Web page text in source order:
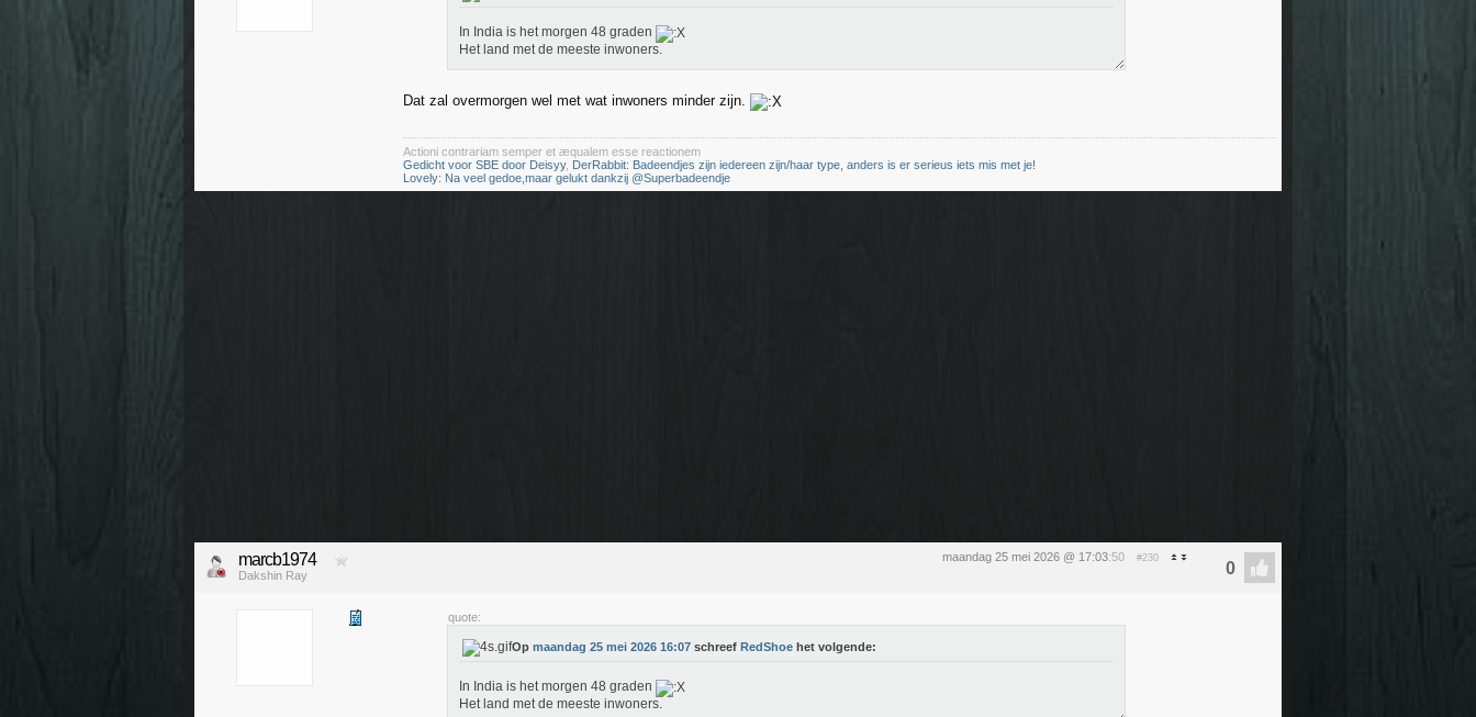
In India is het morgen 48 graden
Het land met de meeste inwoners.
Dat zal overmorgen wel met wat inwoners minder zijn.
Actioni contrariam semper et æqualem esse reactionem
Gedicht voor SBE door Deisyy, DerRabbit: Badeendjes zijn iedereen zijn/haar type, anders is er serieus iets mis met je!
Lovely: Na veel gedoe,maar gelukt dankzij @Superbadeendje
maandag 25 mei 2026 @ 17:03:50 #230
marcb1974
Dakshin Ray
quote:
Op maandag 25 mei 2026 16:07 schreef RedShoe het volgende:
In India is het morgen 48 graden
Het land met de meeste inwoners.